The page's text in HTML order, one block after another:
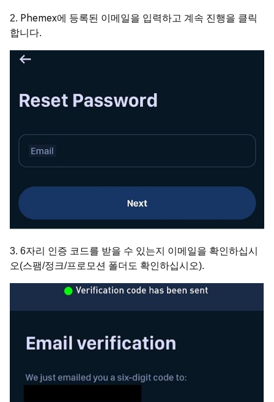
2. Phemex에 등록된 이메일을 입력하고 계속 진행을 클릭
합니다.
3. 6자리 인증 코드를 받을 수 있는지 이메일을 확인하십시
오(스팸/정크/프로모션 폴더도 확인하십시오).